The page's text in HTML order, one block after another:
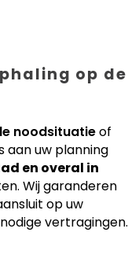
op de
noodsituatieof
aan uw planning
en overal in
Wij garanderen
op uw
vertragingen.